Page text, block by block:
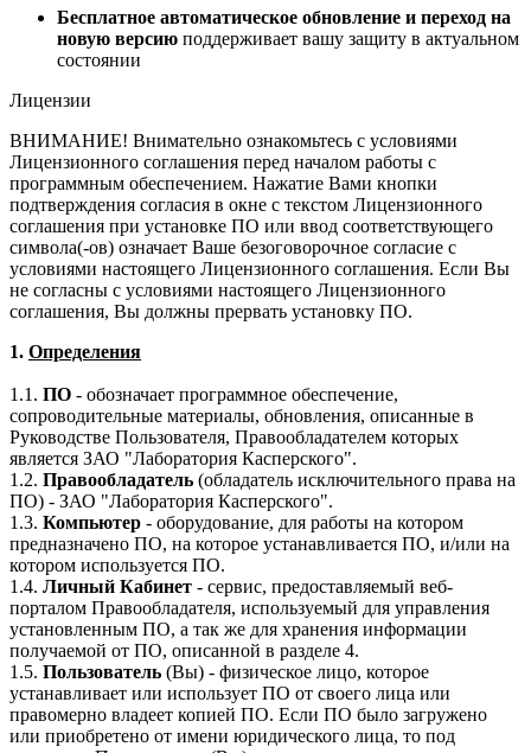
Бесплатное автоматическое обновление и переход на
новую версию поддерживает вашу защиту в актуальном
состоянии
Лицензии
ВНИМАНИЕ! Внимательно ознакомьтесь с условиями
Лицензионного соглашения перед началом работы с
программным обеспечением. Нажатие Вами кнопки
подтверждения согласия в окне с текстом Лицензионного
соглашения при установке ПО или ввод соответствующего
символа(-ов) означает Ваше безоговорочное согласие с
условиями настоящего Лицензионного соглашения. Если Вы
не согласны с условиями настоящего Лицензионного
соглашения, Вы должны прервать установку ПО.
1. Определения
1.1. ПО - обозначает программное обеспечение,
сопроводительные материалы, обновления, описанные в
Руководстве Пользователя, Правообладателем которых
является ЗАО "Лаборатория Касперского".
1.2. Правообладатель (обладатель исключительного права на
ПО) - ЗАО "Лаборатория Касперского".
1.3. Компьютер - оборудование, для работы на котором
предназначено ПО, на которое устанавливается ПО, и/или на
котором используется ПО.
1.4. Личный Кабинет - сервис, предоставляемый веб-
порталом Правообладателя, используемый для управления
установленным ПО, а так же для хранения информации
получаемой от ПО, описанной в разделе 4.
1.5. Пользователь (Вы) - физическое лицо, которое
устанавливает или использует ПО от своего лица или
правомерно владеет копией ПО. Если ПО было загружено
или приобретено от имени юридического лица, то под